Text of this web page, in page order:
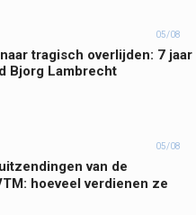
05/08
tragisch overlijden: 7 jaar
Bjorg Lambrecht
05/08
van de
hoeveel verdienen ze